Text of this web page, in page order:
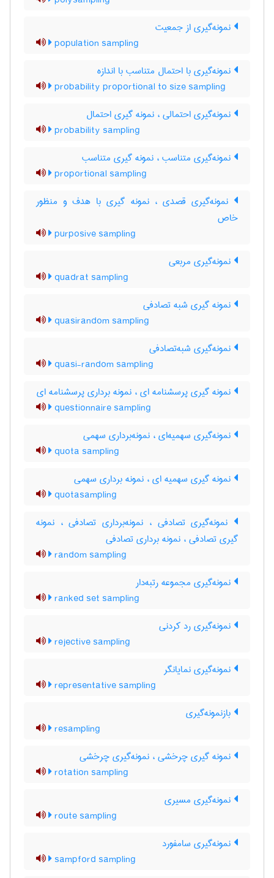
نمونه‌گیری از جمعیت
population sampling
نمونه‌گیری با احتمال متناسب با اندازه
probability proportional to size sampling
نمونه‌گیری احتمالی ، نمونه گیری احتمال
probability sampling
نمونه‌گیری متناسب ، نمونه گیری متناسب
proportional sampling
نمونه‌گیری قصدی ، نمونه گیری با هدف و منظور
خاص
purposive sampling
نمونه‌گیری مربعی
quadrat sampling
نمونه گیری شبه تصادفی
quasirandom sampling
نمونه‌گیری شبه‌تصادفی
quasi-random sampling
نمونه گیری پرسشنامه ای ، نمونه برداری پرسشنامه ای
questionnaire sampling
نمونه‌گیری سهمیه‌ای ، نمونه‌برداری سهمی
quota sampling
نمونه گیری سهمیه ای ، نمونه برداری سهمی
quotasampling
نمونه‌گیری تصادفی ، نمونه‌برداری تصادفی ، نمونه
گیری تصادفی ، نمونه برداری تصادفی
random sampling
نمونه‌گیری مجموعه رتبه‌دار
ranked set sampling
نمونه‌گیری رد کردنی
rejective sampling
نمونه‌گیری نمایانگر
representative sampling
بازنمونه‌گیری
resampling
نمونه گیری چرخشی ، نمونه‌گیری چرخشی
rotation sampling
نمونه‌گیری مسیری
route sampling
نمونه‌گیری سامفورد
sampford sampling